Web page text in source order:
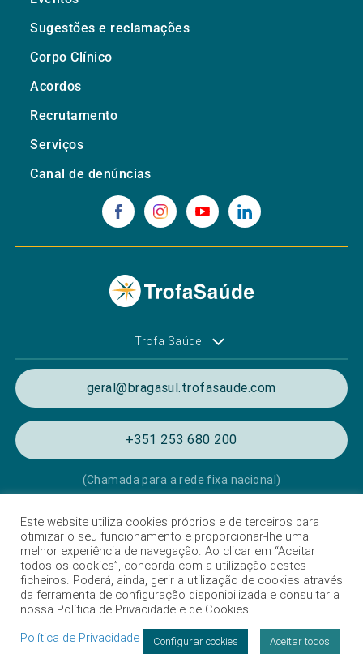
Sugestões e reclamações
Corpo Clínico
Acordos
Recrutamento
Serviços
Canal de denúncias
Trofa Saúde
geral@bragasul.trofasaude.com
+351 253 680 200
(Chamada para a rede fixa nacional)
Política de Privacidade e de Cookies
Termos e condições de utilização
Listagem das Unidades Hospitalares
Proteção de dados
Livro de Reclamações
Este website utiliza cookies próprios e de terceiros para
otimizar o seu funcionamento e proporcionar-lhe uma
melhor experiência de navegação. Ao clicar em “Aceitar
todos os cookies”, concorda com a utilização destes
ficheiros. Poderá, ainda, gerir a utilização de cookies através
da ferramenta de configuração disponibilizada e consultar a
nossa Política de Privacidade e de Cookies.
Política de Privacidade
Configurar cookies Aceitar todos